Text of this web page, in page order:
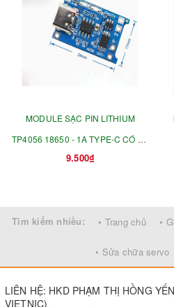
MODULE SẠC PIN LITHIUM
TP4056 18650 - 1A TYPE-C CÓ BV
NGẮN MẠCH+ QUÁ TẢI ĐẦU
9.500₫
Tìm kiếm nhiều: • Trang chủ •
• Sửa chữa servo
LIÊN HỆ: HKD PHẠM THỊ HỒNG
VIETNIC)